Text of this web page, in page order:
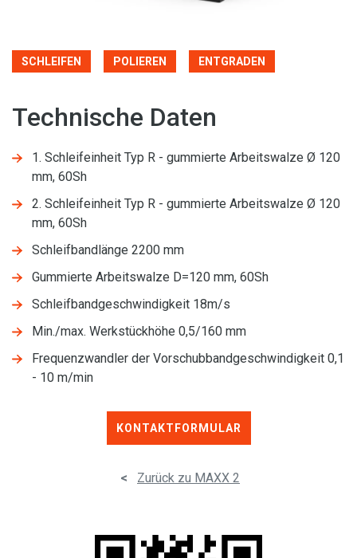
SCHLEIFEN POLIEREN ENTGRADEN
Technische Daten
1. Schleifeinheit Typ R - gummierte Arbeitswalze Ø 120
mm, 60Sh
2. Schleifeinheit Typ R - gummierte Arbeitswalze Ø 120
mm, 60Sh
Schleifbandlänge 2200 mm
Gummierte Arbeitswalze D=120 mm, 60Sh
Schleifbandgeschwindigkeit 18m/s
Min./max. Werkstückhöhe 0,5/160 mm
Frequenzwandler der Vorschubbandgeschwindigkeit 0,1
- 10 m/min
KONTAKTFORMULAR
< Zurück zu MAXX 2